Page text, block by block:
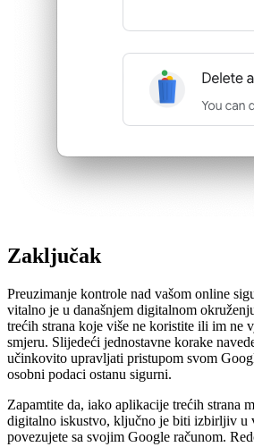
Zaključak
Preuzimanje kontrole nad vašom online
vitalno je u današnjem digitalnom
trećih strana koje više ne koristite ili im ne
smjeru. Slijedeći jednostavne korake
učinkovito upravljati pristupom svom
osobni podaci ostanu sigurni.
Zapamtite da, iako aplikacije trećih strana
digitalno iskustvo, ključno je biti izbirljiv u
povezujete sa svojim Google računom.